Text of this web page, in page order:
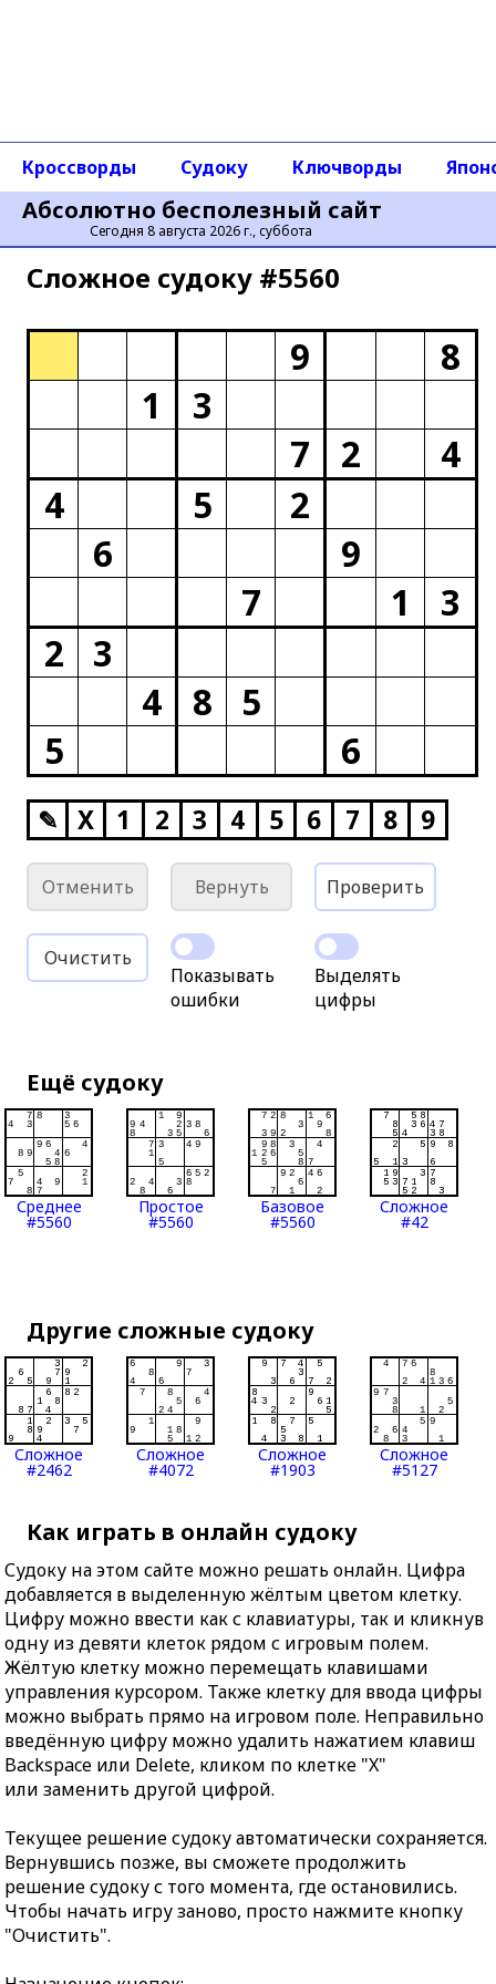
Абсолютно бесполезный сайт
Сегодня 8 августа 2026 г., суббота
Кроссворды Судоку Ключворды
Сложное cудоку #5560
9
8
1
3
7
2
4
4
5
2
6
9
7
1
3
2
3
4
8
5
5
6
✎ X 1 2 3 4 5 6 7 8 9
Отменить Вернуть Проверить
Очистить
Показывать
ошибки
Выделять
цифры
Ещё судоку
Среднее
#5560
Простое
#5560
Базовое
#5560
Сложное
#42
Другие сложные судоку
Сложное
#2462
Сложное
#4072
Сложное
#1903
Сложное
#5127
Как играть в онлайн судоку
Судоку на этом сайте можно решать онлайн. Цифра
добавляется в выделенную жёлтым цветом клетку.
Цифру можно ввести как с клавиатуры, так и кликнув
одну из девяти клеток рядом с игровым полем.
Жёлтую клетку можно перемещать клавишами
управления курсором. Также клетку для ввода цифры
можно выбрать прямо на игровом поле. Неправильно
введённую цифру можно удалить нажатием клавиш
Backspace или Delete, кликом по клетке "X"
или заменить другой цифрой.
Текущее решение судоку автоматически сохраняется.
Вернувшись позже, вы сможете продолжить
решение судоку с того момента, где остановились.
Чтобы начать игру заново, просто нажмите кнопку
"Очистить".